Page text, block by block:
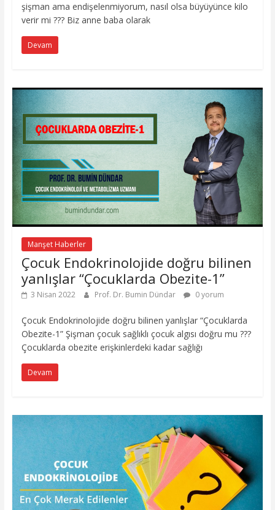
şişman ama endişelenmiyorum, nasıl olsa büyüyünce kilo
verir mi ??? Biz anne baba olarak
Devam
Manşet Haberler
Çocuk Endokrinolojide doğru bilinen
yanlışlar “Çocuklarda Obezite-1”
3 Nisan 2022 Prof. Dr. Bumin Dündar 0 yorum
Çocuk Endokrinolojide doğru bilinen yanlışlar “Çocuklarda
Obezite-1” Şişman çocuk sağlıklı çocuk algısı doğru mu ???
Çocuklarda obezite erişkinlerdeki kadar sağlığı
Devam